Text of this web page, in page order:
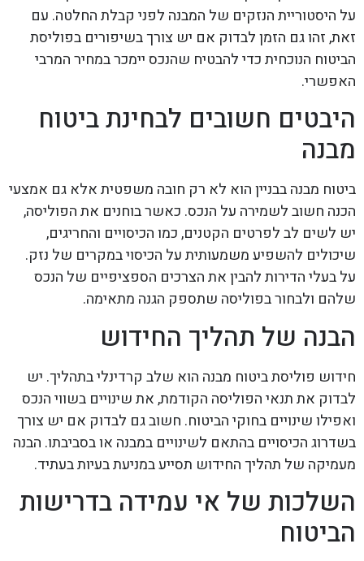
על היסטוריית הנזקים של המבנה לפני קבלת החלטה. עם
זאת, זהו גם הזמן לבדוק אם יש צורך בשיפורים בפוליסת
הביטוח הנוכחית כדי להבטיח שהנכס יימכר במחיר המרבי
האפשרי.
היבטים חשובים לבחינת ביטוח
מבנה
ביטוח מבנה בבניין הוא לא רק חובה משפטית אלא גם אמצעי
הכנה חשוב לשמירה על הנכס. כאשר בוחנים את הפוליסה,
יש לשים לב לפרטים הקטנים, כמו הכיסויים והחריגים,
שיכולים להשפיע משמעותית על הכיסוי במקרים של נזק.
על בעלי הדירות להבין את הצרכים הספציפיים של הנכס
שלהם ולבחור בפוליסה שתספק הגנה מתאימה.
הבנה של תהליך החידוש
חידוש פוליסת ביטוח מבנה הוא שלב קרדינלי בתהליך. יש
לבדוק את תנאי הפוליסה הקודמת, את שינויים בשווי הנכס
ואפילו שינויים בחוקי הביטוח. חשוב גם לבדוק אם יש צורך
בשדרוג הכיסויים בהתאם לשינויים במבנה או בסביבתו. הבנה
מעמיקה של תהליך החידוש תסייע במניעת בעיות בעתיד.
השלכות של אי עמידה בדרישות
הביטוח